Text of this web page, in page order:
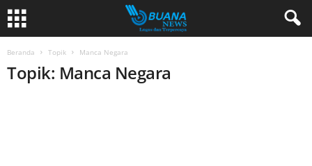
Beranda Topik Manca Negara
Topik: Manca Negara